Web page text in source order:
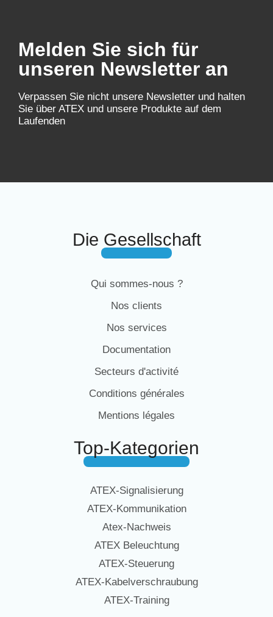
Melden Sie sich für
unseren Newsletter an
Verpassen Sie nicht unsere Newsletter und halten
Sie über ATEX und unsere Produkte auf dem
Laufenden
Die Gesellschaft
Qui sommes-nous ?
Nos clients
Nos services
Documentation
Secteurs d'activité
Conditions générales
Mentions légales
Top-Kategorien
ATEX-Signalisierung
ATEX-Kommunikation
Atex-Nachweis
ATEX Beleuchtung
ATEX-Steuerung
ATEX-Kabelverschraubung
ATEX-Training